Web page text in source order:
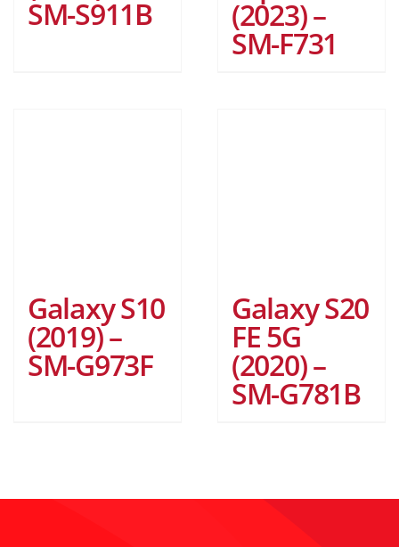
SM-S911B (2023) –
SM-F731
Galaxy S10
(2019) –
SM-G973F
Galaxy S20
FE 5G
(2020) –
SM-G781B